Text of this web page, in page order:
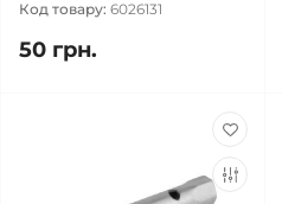
Код товару: 6026131
50 грн.